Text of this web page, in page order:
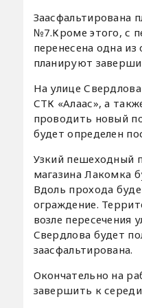
Заасфальтирована
№7.Кроме этого, с
перенесена одна
планируют
На улице
СТК «Алаас», а
проводить новый
будет определен
Узкий пешеходный
магазина Лакомка
Вдоль прохода
ограждение.
возле пересечения
Свердлова будет
заасфальтирована.
Окончательно на
завершить к